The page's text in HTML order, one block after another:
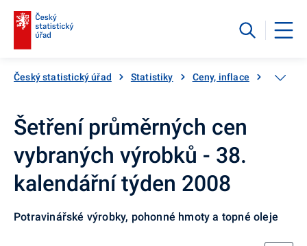
Český statistický úřad Statistiky Ceny, inflace
Šetření průměrných cen
vybraných výrobků - 38.
kalendářní týden 2008
Potravinářské výrobky, pohonné hmoty a topné oleje